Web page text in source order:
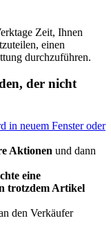
Zeit, Ihnen
einen
durchzuführen.
der nicht
in neuem Fenster oder
Aktionen und dann
eine
trotzdem Artikel
den Verkäufer